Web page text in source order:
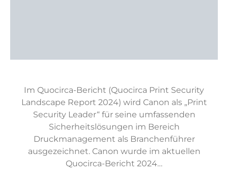
Im Quocirca-Bericht (Quocirca Print Security
Landscape Report 2024) wird Canon als „Print
Security Leader“ für seine umfassenden
Sicherheitslösungen im Bereich
Druckmanagement als Branchenführer
ausgezeichnet. Canon wurde im aktuellen
Quocirca-Bericht 2024…